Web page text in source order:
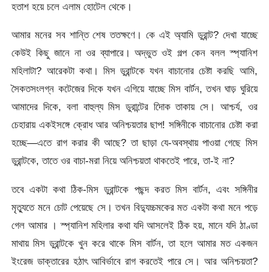
হতাশ হয়ে চলে এলাম হোটেল থেকে।
আমার মনের সব শান্তি শেষ ততক্ষণে। কে এই অ্যামি ডুরান্ট? দেখা যাচ্ছে
কেউই কিছু জানে না ওর ব্যাপারে। অদ্ভুত ওই গল্প কেন বলল স্প্যানিশ
মহিলাটা? আরেকটা কথা। মিস ডুরান্টকে যখন বাচানোর চেষ্টা করছি আমি,
সৈকতসংলগ্ন কটেজের দিকে যখন এগিয়ে যাচ্ছে মিস বার্টন, তখন ঘাড় ঘুরিয়ে
আমাদের দিকে, বলা বাহুল্য মিস ডুরান্টের দিোক তাকায় সে। আশ্চর্য, ওর
চেহারায় একইসঙ্গে ক্রোধ আর অনিশ্চয়তার ছাপ! সঙ্গিনীকে বাচানোর চেষ্টা করা
হচ্ছে—এতে রাগ করার কী আছে? তা ছাড়া যে-অবস্থায় পাওয়া গেছে মিস
ডুরান্টকে, তাতে ওর বাচা-মরা নিয়ে অনিশ্চয়তা থাকতেই পারে, তা-ই না?
তবে একটা কথা ঠিক-মিস ডুরান্টকে পছন্দ করত মিস বার্টন, এবং সঙ্গিনীর
মৃত্যুতে মনে চোট পেয়েছে সে। তখন বিদ্যুচ্চমকের মত একটা কথা মনে পড়ে
গেল আমার । স্প্যানিশ মহিলার কথা যদি আসলেই ঠিক হয়, মানে যদি ঠাণ্ডা
মাথায় মিস ডুরান্টকে খুন করে থাকে মিস বার্টন, তা হলে আমার মত একজন
ইংরেজ ডাক্তারের হঠাৎ আবির্ভাবে রাগ করতেই পারে সে। আর অনিশ্চয়তা?